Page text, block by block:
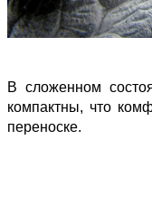
В сложенном
компактны, что
переноске.